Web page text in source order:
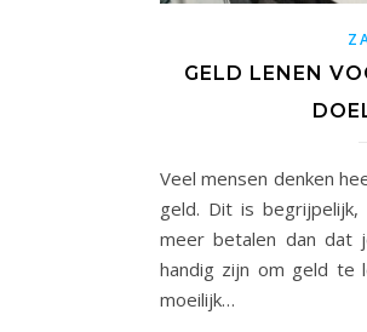
GELD LENEN
Veel mensen denken
geld. Dit is
meer betalen dan dat
handig zijn om geld te
moeilijk…